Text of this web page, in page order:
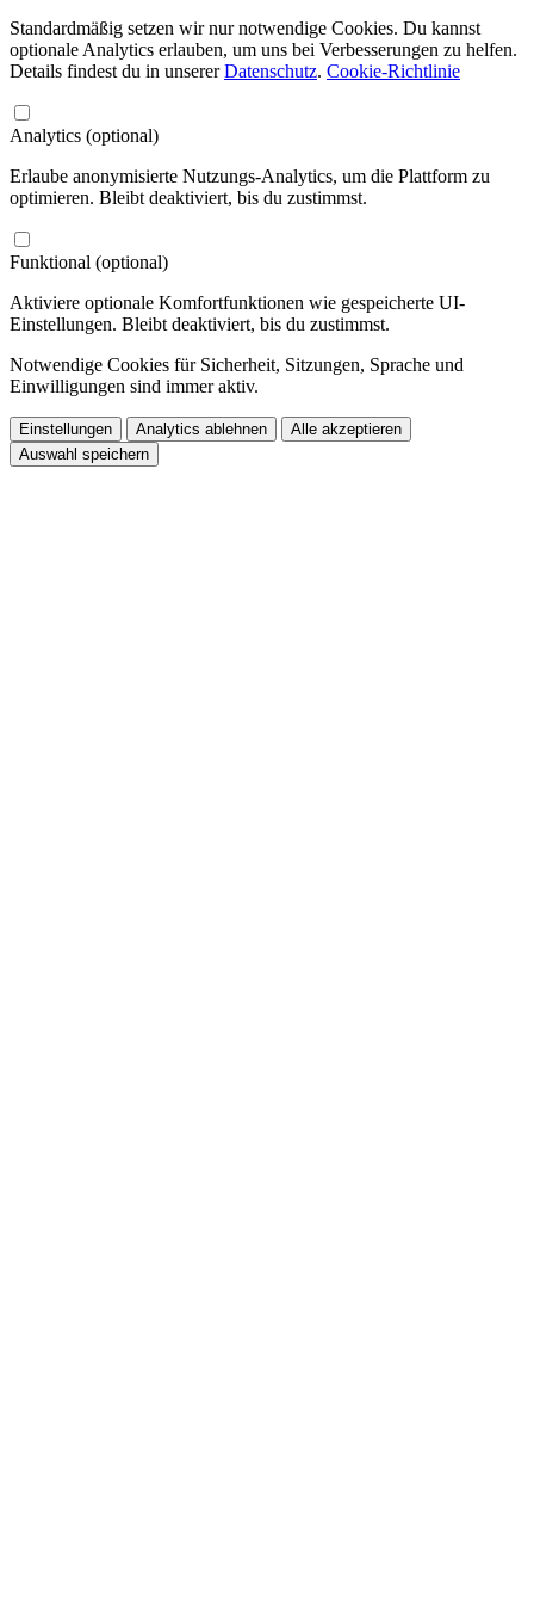
Standardmäßig setzen wir nur notwendige Cookies. Du kannst
optionale Analytics erlauben, um uns bei Verbesserungen zu helfen.
Details findest du in unsererDatenschutz. Cookie-Richtlinie
Analytics (optional)
Erlaube anonymisierte Nutzungs-Analytics, um die Plattform zu
optimieren. Bleibt deaktiviert, bis du zustimmst.
Funktional (optional)
Aktiviere optionale Komfortfunktionen wie gespeicherte UI-
Einstellungen. Bleibt deaktiviert, bis du zustimmst.
Notwendige Cookies für Sicherheit, Sitzungen, Sprache und
Einwilligungen sind immer aktiv.
Einstellungen Analytics ablehnen
Alle akzeptieren
Auswahl speichern